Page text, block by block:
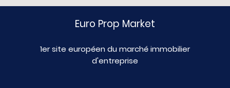
Euro Prop Market
1er site européen du marché immobilier
d'entreprise